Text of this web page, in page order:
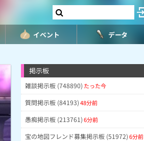
イベント データ
掲示板
雑談掲示板 (748890) たった今
質問掲示板 (84193)48分前
愚痴掲示板 (213761)6分前
宝の地図フレンド募集掲示板 (51972)6分前